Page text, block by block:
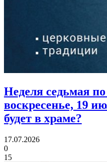
Неделя седьмая
воскресенье, 19
будет в храме?
17.07.2026
0
15